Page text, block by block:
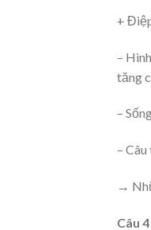
+
–
tăng
–
–
→
Câu